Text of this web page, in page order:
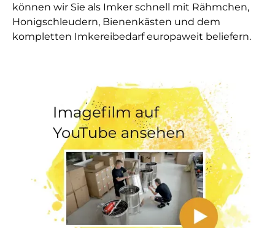
können wir Sie als Imker schnell mit Rähmchen,
Honigschleudern, Bienenkästen und dem
kompletten Imkereibedarf europaweit beliefern.